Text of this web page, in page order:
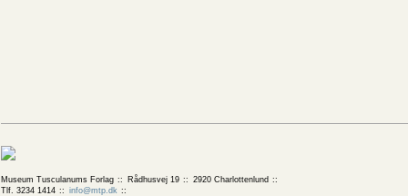
Museum Tusculanums Forlag Rådhusvej 19
2920 Charlottenlund
Tlf. 3234 1414
info@mtp.dk